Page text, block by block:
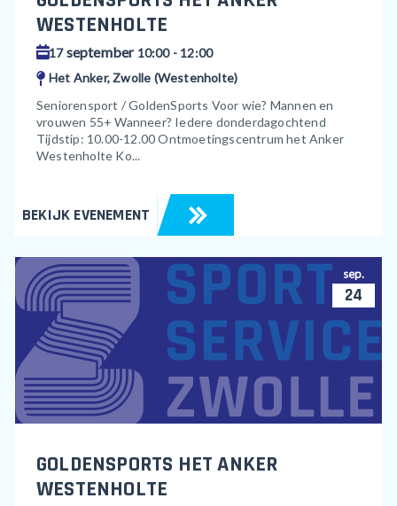
WESTENHOLTE
17september10:00 - 12:00
Het Anker, Zwolle (Westenholte)
Seniorensport / GoldenSports Voor wie? Mannen en
vrouwen 55+ Wanneer? Iedere donderdagochtend
Tijdstip: 10.00-12.00 Ontmoetingscentrum het Anker
Westenholte Ko...
BEKIJK EVENEMENT
sep.
24
GOLDENSPORTS HET ANKER
WESTENHOLTE